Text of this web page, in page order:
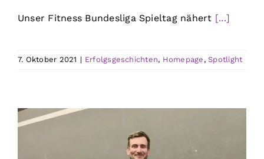
Unser Fitness Bundesliga Spieltag nähert [...]
7. Oktober 2021 | Erfolgsgeschichten, Homepage ,Spotlight